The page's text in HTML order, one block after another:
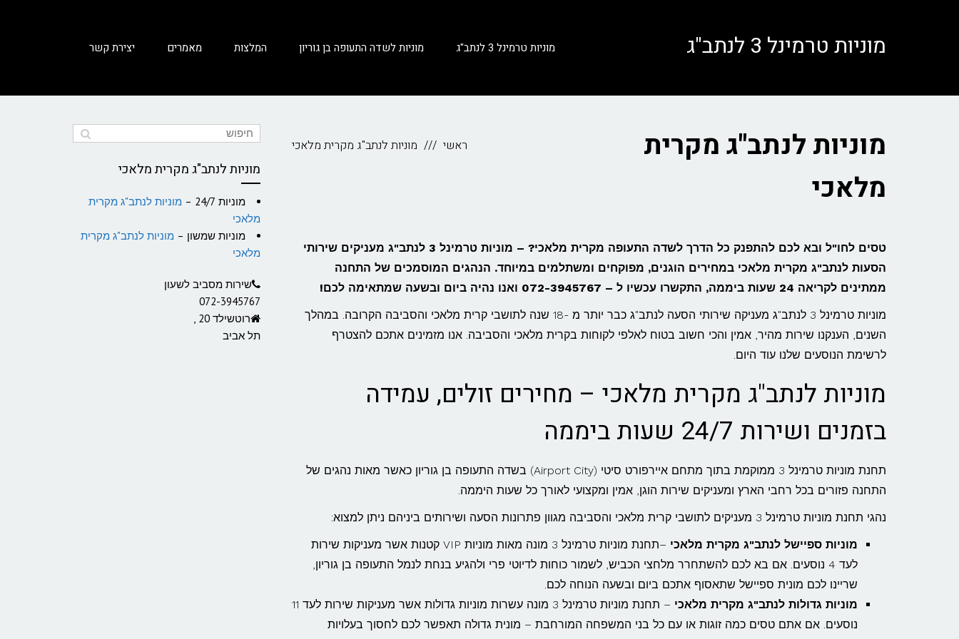
מוניות טרמינל 3 לנתב"ג מוניות טרמינל 3 לנתב"ג מוניות לשדה התעופה בן גוריון המלצות מאמרים יצירת קשר
ראשי מוניות לנתב"ג מקרית מלאכי
מוניות לנתב"ג מקרית
מלאכי
טסים לחו"ל ובא לכם להתפנק כל הדרך לשדה התעופה מקרית מלאכי? – מוניות טרמינל 3 לנתב"ג מעניקים שירותי
הסעות לנתב"ג מקרית מלאכי במחירים הוגנים, מפוקחים ומשתלמים במיוחד. הנהגים המוסמכים של התחנה
ממתינים לקריאה 24 שעות ביממה, התקשרו עכשיו ל – 072-3945767 ואנו נהיה ביום ובשעה שמתאימה לכם!
מוניות טרמינל 3 לנתב"ג מעניקה שירותי הסעה לנתב"ג כבר יותר מ -18 שנה לתושבי קרית מלאכי והסביבה הקרובה. במהלך
השנים, הענקנו שירות מהיר, אמין והכי חשוב בטוח לאלפי לקוחות בקרית מלאכי והסביבה. אנו מזמינים אתכם להצטרף
לרשימת הנוסעים שלנו עוד היום.
מוניות לנתב"ג מקרית מלאכי – מחירים זולים, עמידה
בזמנים ושירות 24/7 שעות ביממה
תחנת מוניות טרמינל 3 ממוקמת בתוך מתחם איירפורט סיטי (Airport City) בשדה התעופה בן גוריון כאשר מאות נהגים של
התחנה פזורים בכל רחבי הארץ ומעניקים שירות הוגן, אמין ומקצועי לאורך כל שעות היממה.
נהגי תחנת מוניות טרמינל 3 מעניקים לתושבי קרית מלאכי והסביבה מגוון פתרונות הסעה ושירותים ביניהם ניתן למצוא:
מוניות ספיישל לנתב"ג מקרית מלאכי
–תחנת מוניות טרמינל 3 מונה מאות מוניות VIP קטנות אשר מעניקות שירות
לעד 4 נוסעים. אם בא לכם להשתחרר מלחצי הכביש, לשמור כוחות לדיוטי פרי ולהגיע בנחת לנמל התעופה בן גוריון,
שריינו לכם מונית ספיישל שתאסוף אתכם ביום ובשעה הנוחה לכם.
מוניות גדולות לנתב"ג מקרית מלאכי
– תחנת מוניות טרמינל 3 מונה עשרות מוניות גדולות אשר מעניקות שירות לעד 11
נוסעים. אם אתם טסים כמה זוגות או עם כל בני המשפחה המורחבת – מונית גדולה תאפשר לכם לחסוך בעלויות
מוניות לנתב"ג מקרית מלאכי
מוניות 24/7 –
מוניות לנתב"ג מקרית
מלאכי
מוניות שמשון –מוניות לנתב"ג מקרית
מלאכי
שירות מסביב לשעון
072-3945767
רוטשילד 20 ,
תל אביב